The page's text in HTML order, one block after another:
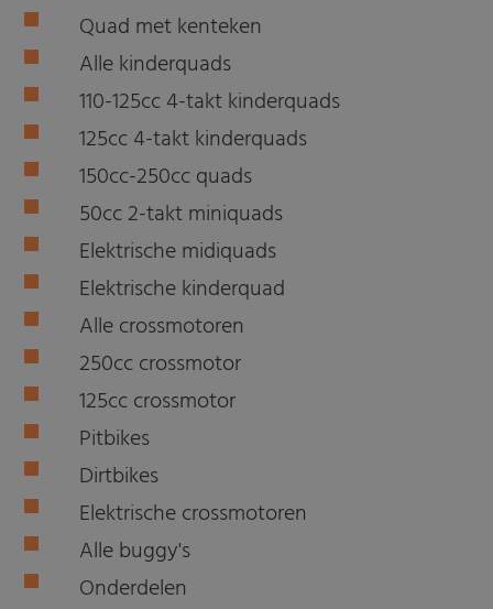
Quad met kenteken
Alle kinderquads
110-125cc 4-takt kinderquads
125cc 4-takt kinderquads
150cc-250cc quads
50cc 2-takt miniquads
Elektrische midiquads
Elektrische kinderquad
Alle crossmotoren
250cc crossmotor
125cc crossmotor
Pitbikes
Dirtbikes
Elektrische crossmotoren
Alle buggy's
Onderdelen